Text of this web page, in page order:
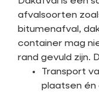
afvalsoorten
bitumenafval,
container mag
rand gevuld zijn.
Transport
plaatsen én